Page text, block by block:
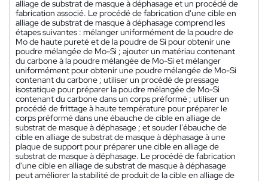
alliage de substrat de masque à déphasage et un procédé de
fabrication associé. Le procédé de fabrication d'une cible en
alliage de substrat de masque à déphasage comprend les
étapes suivantes : mélanger uniformément de la poudre de
Mo de haute pureté et de la poudre de Si pour obtenir une
poudre mélangée de Mo-Si ; ajouter un matériau contenant
du carbone à la poudre mélangée de Mo-Si et mélanger
uniformément pour obtenir une poudre mélangée de Mo-Si
contenant du carbone ; utiliser un procédé de pressage
isostatique pour préparer la poudre mélangée de Mo-Si
contenant du carbone dans un corps préformé ; utiliser un
procédé de frittage à haute température pour préparer le
corps préformé dans une ébauche de cible en alliage de
substrat de masque à déphasage ; et souder l'ébauche de
cible en alliage de substrat de masque à déphasage à une
plaque de support pour préparer une cible en alliage de
substrat de masque à déphasage. Le procédé de fabrication
d'une cible en alliage de substrat de masque à déphasage
peut améliorer la stabilité de produit de la cible en alliage de